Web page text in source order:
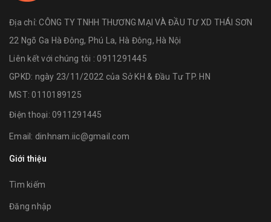
Địa chỉ:CÔNG TY TNHH THƯƠNG MẠI VÀ ĐẦU TƯ XD THÁI SƠN
22 Ngõ Ga Hà Đông, Phú La, Hà Đông, Hà Nội
Liên kết với chúng tôi : 0911291445
GPKD: ngày 23/11/2022 của Sở KH & Đầu Tư TP. HN
MST: 0110189125
Điện thoại: 0911291445
Email: dinhnam.iic@gmail.com
Giới thiệu
Tìm kiếm
Đăng nhập